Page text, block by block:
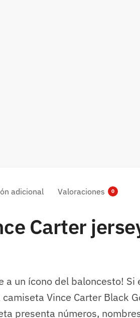
adicional Valoraciones 0
Carter
a un ícono del baloncesto!
Vince Carter Black
presenta números,